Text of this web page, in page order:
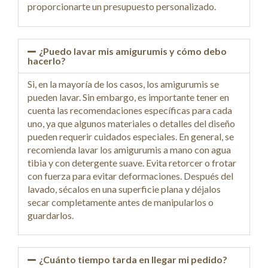
proporcionarte un presupuesto personalizado.
¿Puedo lavar mis amigurumis y cómo debo
hacerlo?
Si, en la mayoría de los casos, los amigurumis se
pueden lavar. Sin embargo, es importante tener en
cuenta las recomendaciones específicas para cada
uno, ya que algunos materiales o detalles del diseño
pueden requerir cuidados especiales. En general, se
recomienda lavar los amigurumis a mano con agua
tibia y con detergente suave. Evita retorcer o frotar
con fuerza para evitar deformaciones. Después del
lavado, sécalos en una superficie plana y déjalos
secar completamente antes de manipularlos o
guardarlos.
¿Cuánto tiempo tarda en llegar mi pedido?